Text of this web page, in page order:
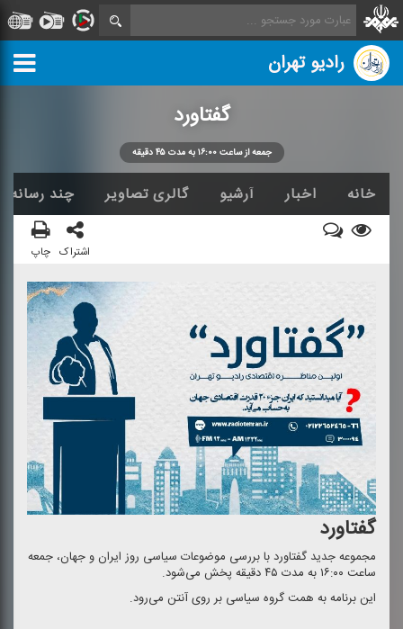
رادیو تهران
گفتاورد
جمعه از ساعت ۱۶:۰۰ به مدت ۴۵ دقیقه
خانه اخبار آرشیو گالری تصاویر چند رسانه
اشتراک چاپ
گفتاورد
مجموعه جدید گفتاورد با بررسی موضوعات سیاسی روز ایران و جهان، جمعه
ساعت ۱۶:۰۰ به مدت ۴۵ دقیقه پخش می‌شود.
این برنامه به همت گروه سیاسی بر روی آنتن می‌رود.